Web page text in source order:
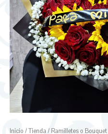
Inicio /Tienda / Ramilletes o Bouquet